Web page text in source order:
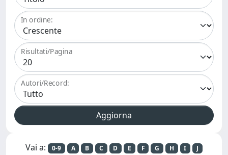
In ordine:
Risultati/Pagina
Autori/Record:
Vai a: 0-9 A B C D E F G H I
J